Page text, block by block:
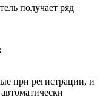
получает ряд
при регистрации, и